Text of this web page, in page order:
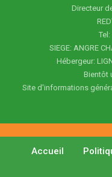
Directeur
SIEGE: ANGRE
Hébergeur:
Bientôt
Site d'informations
Accueil